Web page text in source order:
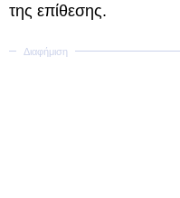
της επίθεσης.